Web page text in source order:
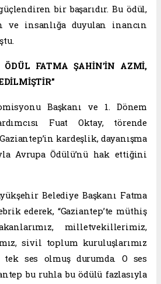
bir başarıdır. Bu ödül,
ve insanlığa duyulan inancın
ÖDÜL FATMA ŞAHİN’İN AZMİ,
Başkanı ve 1. Dönem
Fuat Oktay, törende
kardeşlik, dayanışma
Avrupa Ödülü’nü hak ettiğini
Belediye Başkanı Fatma
ederek, “Gaziantep’te müthiş
milletvekillerimiz,
sivil toplum kuruluşlarımız
tek ses olmuş durumda. O ses
bu ruhla bu ödülü fazlasıyla